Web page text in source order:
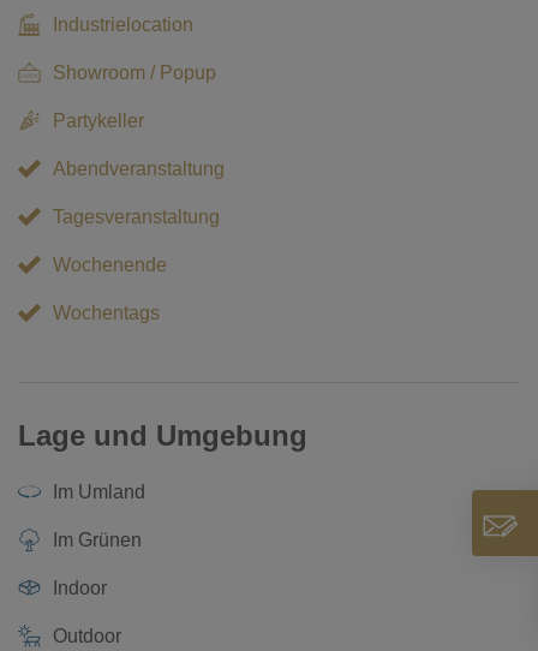
Industrielocation
Showroom / Popup
Partykeller
Abendveranstaltung
Tagesveranstaltung
Wochenende
Wochentags
Lage und Umgebung
Im Umland
Im Grünen
Indoor
Outdoor